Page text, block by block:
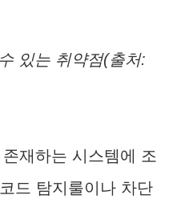
있는 취약점(출처:
재하는 시스템에 조
드 탐지룰이나 차단